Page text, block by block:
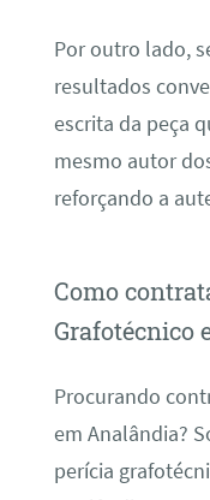
Por outro lado,
resultados
escrita da peça
mesmo autor
reforçando a
Como
Grafotécnico
Procurando
em Analândia?
perícia